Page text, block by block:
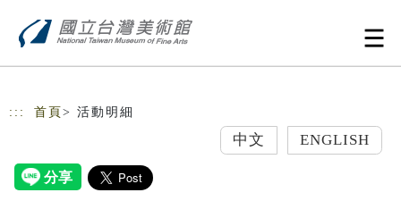
::: 首頁 > 活動明細
中文 ENGLISH